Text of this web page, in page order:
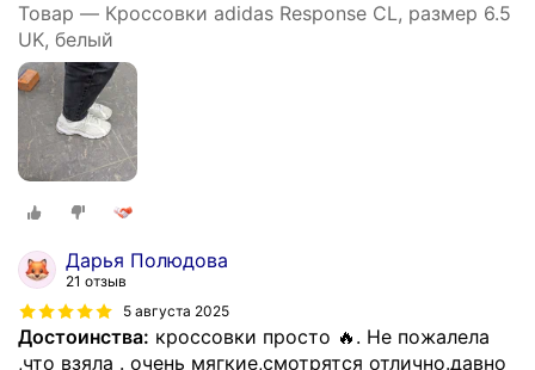
Товар — Кроссовки adidas Response CL, размер 6.5
UK, белый
Дарья Полюдова
21 отзыв
5 августа 2025
Достоинства: кроссовки просто 🔥. Не пожалела
,что взяла . очень мягкие,смотрятся отлично.давно